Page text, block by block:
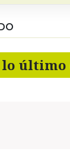
último